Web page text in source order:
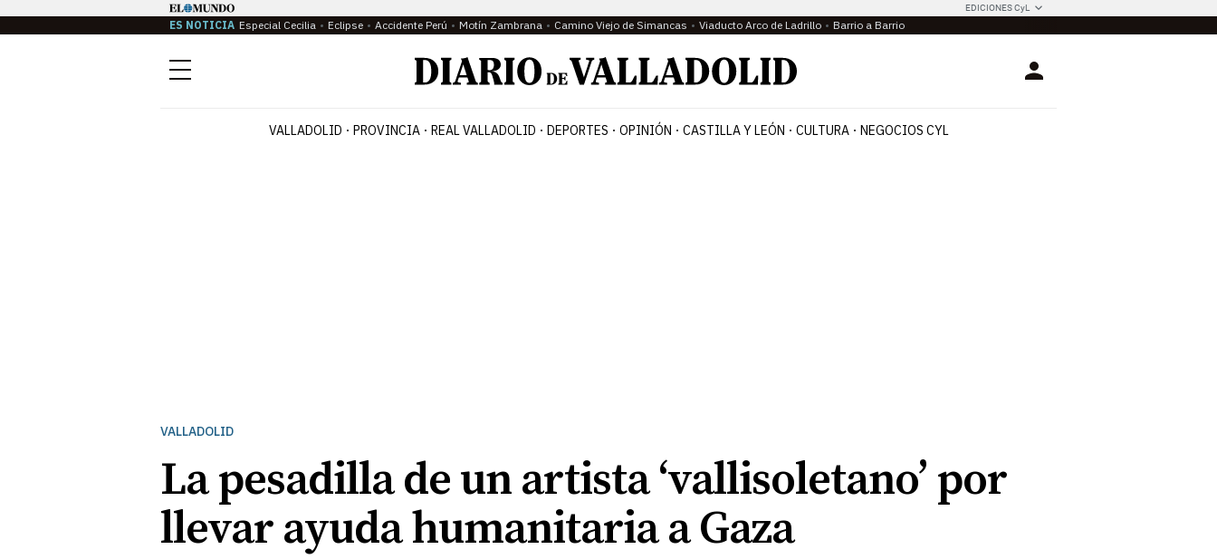
EDICIONES CyL
ES NOTICIA Especial Cecilia Eclipse Accidente Perú Motín Zambrana Camino Viejo de Simancas Viaducto Arco de Ladrillo Barrio a Barrio
Menú Login
VALLADOLID PROVINCIA REAL VALLADOLID DEPORTES OPINIÓN CASTILLA Y LEÓN CULTURA NEGOCIOS CYL
VALLADOLID
La pesadilla de un artista ‘vallisoletano’ por
llevar ayuda humanitaria a Gaza